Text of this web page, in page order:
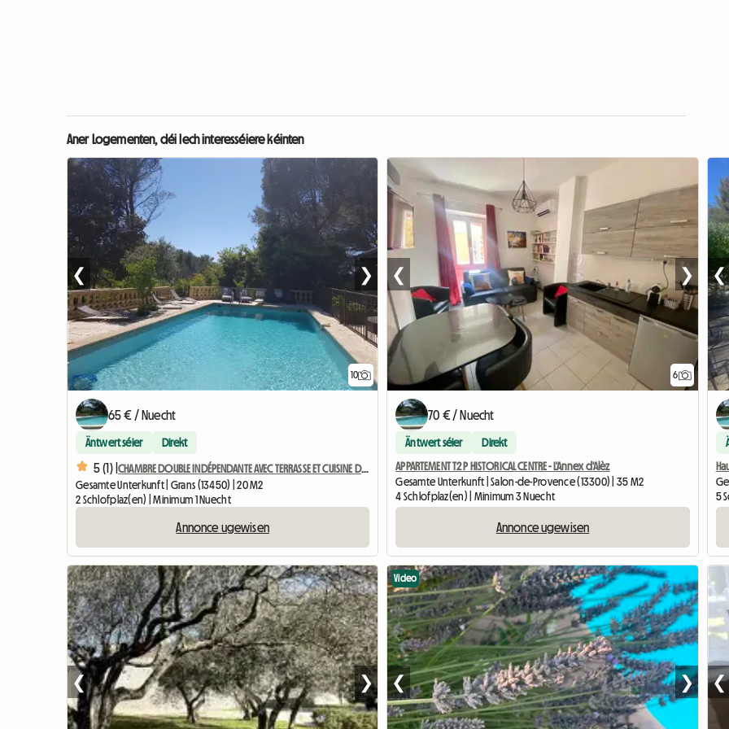
Aner Logementen, déi Iech interesséiere kéinten
10
❮ ❯
65 € / Nuecht
Äntwert séier Direkt
5 (1) |
CHAMBRE DOUBLE INDÉPENDANTE AVEC TERRASSE ET CUISINE D’ÉTÉ
Gesamte Unterkunft | Grans (13450) | 20 M2
2 Schlofplaz(en) | Minimum 1 Nuecht
Annonce ugewisen
6
❮ ❯
70 € / Nuecht
Äntwert séier Direkt
APPARTEMENT T2 P HISTORICAL CENTRE - L'Annex d'Alèz
Gesamte Unterkunft | Salon-de-Provence (13300) | 35 M2
4 Schlofplaz(en) | Minimum 3 Nuecht
Annonce ugewisen
❮
5
❮ ❯
Video
❮ ❯ ❮